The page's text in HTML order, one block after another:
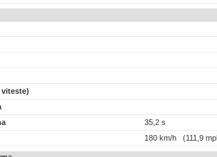
viteste)
35,2 s
180 km/h (111,9